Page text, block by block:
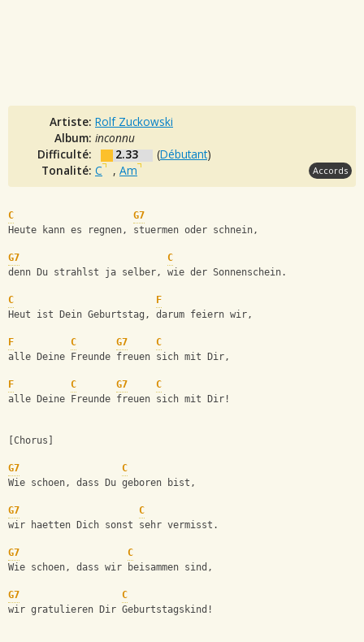
Artiste: Rolf Zuckowski
Album: inconnu
Difficulté:
2.33 (Débutant)
Tonalité: C , Am Accords
C
G7
Heute kann es regnen, stuermen oder schnein,
G7
C
denn Du strahlst ja selber, wie der Sonnenschein.
C
F
Heut ist Dein Geburtstag, darum feiern wir,
F C G7
C
alle Deine Freunde freuen sich mit Dir,
F C G7
C
alle Deine Freunde freuen sich mit Dir!
[Chorus]
G7
C
Wie schoen, dass Du geboren bist,
G7
C
wir haetten Dich sonst sehr vermisst.
G7
C
Wie schoen, dass wir beisammen sind,
G7
C
wir gratulieren Dir Geburtstagskind!